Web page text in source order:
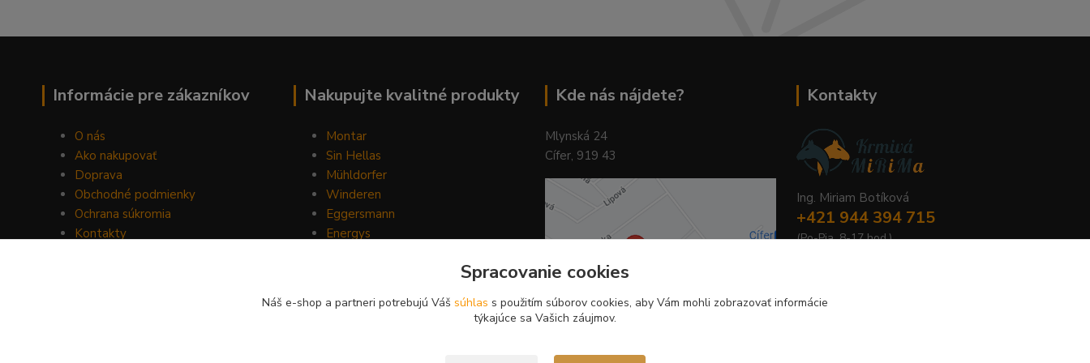
Informácie pre zákazníkov
O nás
Ako nakupovať
Doprava
Obchodné podmienky
Ochrana súkromia
Kontakty
Nakupujte kvalitné produkty
Montar
Sin Hellas
Mühldorfer
Winderen
Eggersmann
Energys
Kde nás nájdete?
Mlynská 24
Cífer, 919 43
Kontakty
Ing. Miriam Botíková
+421 944 394 715
(Po-Pia, 8-17 hod.)
Spracovanie cookies
Náš e-shop a partneri potrebujú Váš súhlas s použitím súborov cookies, aby Vám mohli zobrazovať informácie
týkajúce sa Vašich záujmov.